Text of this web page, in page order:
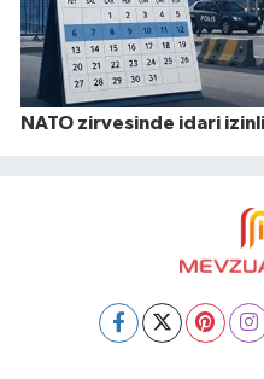
NATO zirvesinde idari izinli